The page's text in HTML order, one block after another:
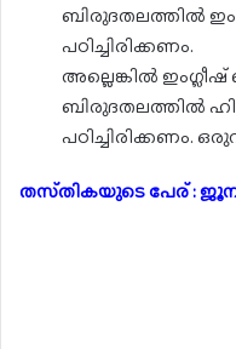
ബിരുദതലത്തിൽ
പഠിച്ചിരിക്കണം.
അല്ലെങ്കിൽ
ബിരുദതലത്തിൽ
പഠിച്ചിരിക്കണം.
തസ്‌തികയുടെ പേര് :